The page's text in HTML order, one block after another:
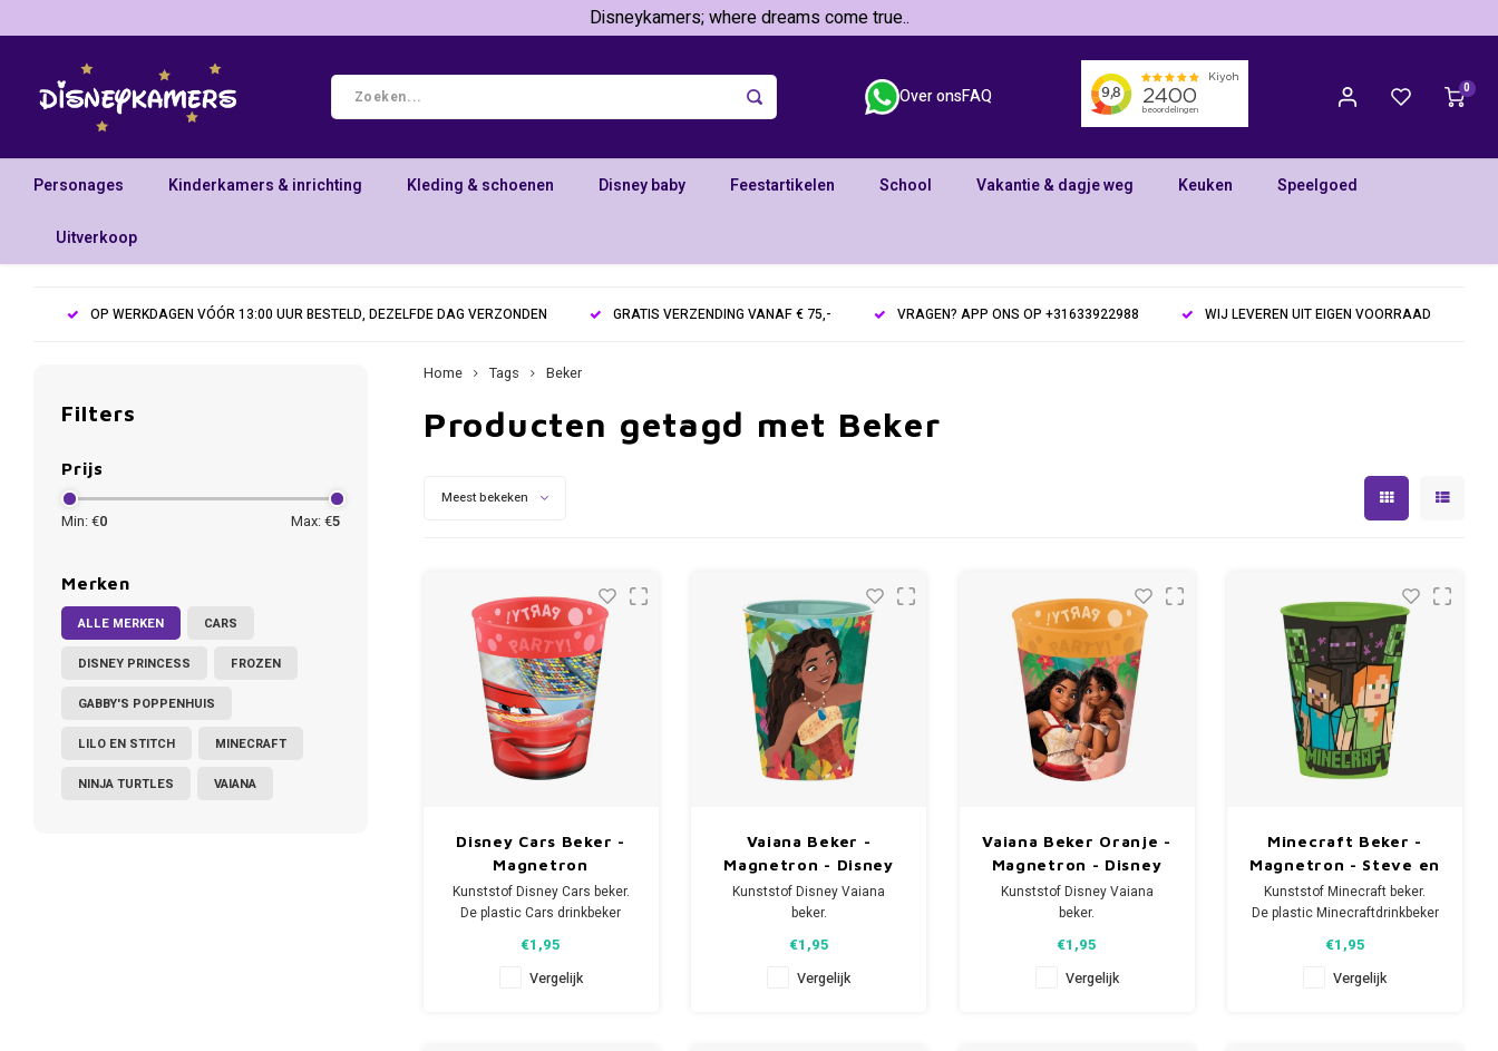
Disneykamers; where dreams come true..
Over onsFAQ 0
Personages Kinderkamers & inrichting Kleding & schoenen Disney baby Feestartikelen School Vakantie & dagje weg Keuken Speelgoed
Uitverkoop
OP WERKDAGEN VÓÓR 13:00 UUR BESTELD, DEZELFDE DAG VERZONDEN GRATIS VERZENDING VANAF € 75,- VRAGEN? APP ONS OP +31633922988 WIJ LEVEREN UIT EIGEN VOORRAAD
Filters
Prijs
Min: €0 Max: €5
Merken
ALLE MERKEN CARS
DISNEY PRINCESS FROZEN
GABBY'S POPPENHUIS
LILO EN STITCH MINECRAFT
NINJA TURTLES VAIANA
Home Tags Beker
Producten getagd met Beker
Meest bekeken
Disney Cars Beker -
Magnetron
Kunststof Disney Cars beker.
De plastic Cars drinkbeker
en is geschikt voor de
magnetron.
€1,95
Vergelijk
Vaiana Beker -
Magnetron - Disney
Kunststof Disney Vaiana
beker.
heeft een inhoud van 260 ml
en is geschikt voor de
€1,95
Vergelijk
Vaiana Beker Oranje -
Magnetron - Disney
Kunststof Disney Vaiana
beker.
heeft een inhoud van 260 ml
en is geschikt voor de
€1,95
Vergelijk
Minecraft Beker -
Magnetron - Steve en
Alex
Kunststof Minecraft beker.
De plastic Minecraftdrinkbeker
en is geschikt voor de
magnetron.
€1,95
Vergelijk